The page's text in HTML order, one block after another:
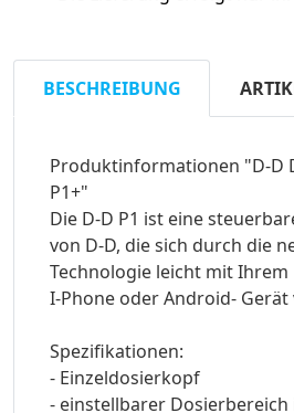
BESCHREIBUNG
Produktinformationen "D-D
P1+"
Die D-D P1 ist eine
von D-D, die sich durch die
Technologie leicht mit Ihrem
I-Phone oder Android- Gerät
Spezifikationen:
- Einzeldosierkopf
- einstellbarer